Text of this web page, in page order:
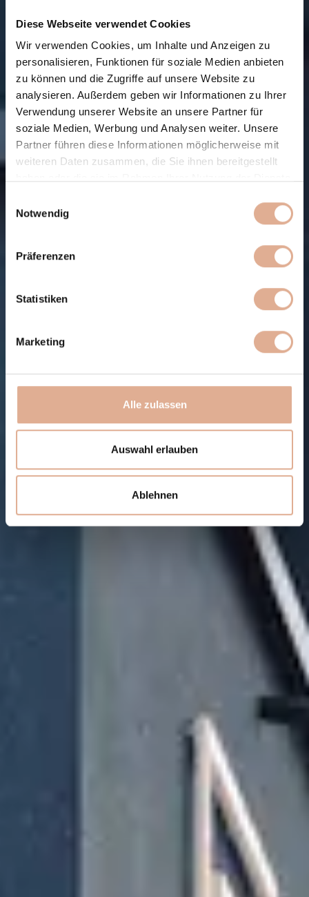
Diese Webseite verwendet Cookies
Wir verwenden Cookies, um Inhalte und Anzeigen zu
personalisieren, Funktionen für soziale Medien anbieten
zu können und die Zugriffe auf unsere Website zu
analysieren. Außerdem geben wir Informationen zu Ihrer
Verwendung unserer Website an unsere Partner für
soziale Medien, Werbung und Analysen weiter. Unsere
Partner führen diese Informationen möglicherweise mit
weiteren Daten zusammen, die Sie ihnen bereitgestellt
Notwendig
Präferenzen
Statistiken
Marketing
Alle zulassen
Auswahl erlauben
Ablehnen